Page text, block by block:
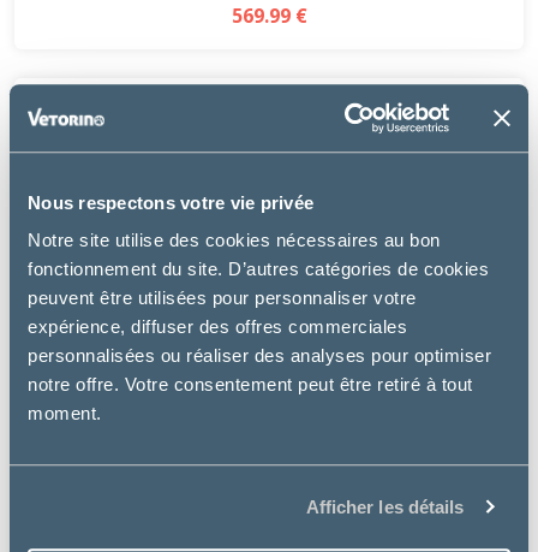
Nous respectons votre vie privée
Notre site utilise des cookies nécessaires au bon
fonctionnement du site. D’autres catégories de cookies
peuvent être utilisées pour personnaliser votre
expérience, diffuser des offres commerciales
personnalisées ou réaliser des analyses pour optimiser
notre offre. Votre consentement peut être retiré à tout
moment.
Afficher les détails
569.99 €